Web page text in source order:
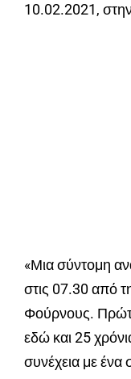
10.02.2021,
«Μια σύντομη
στις 07.30 από
Φούρνους.
εδώ και 25
συνέχεια με ένα